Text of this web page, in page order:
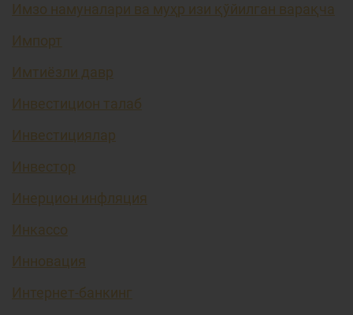
Имзо намуналари ва муҳр изи қўйилган варақча
Импорт
Имтиёзли давр
Инвестицион талаб
Инвестициялар
Инвестор
Инерцион инфляция
Инкассо
Инновация
Интернет-банкинг